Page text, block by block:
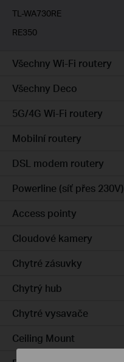
TL-WA730RE
RE350
Všechny Wi-Fi routery
Všechny Deco
5G/4G Wi-Fi routery
Mobilní routery
DSL modem routery
Powerline (síť přes 230V)
Access pointy
Cloudové kamery
Chytré zásuvky
Chytrý hub
Chytré vysavače
Ceiling Mount